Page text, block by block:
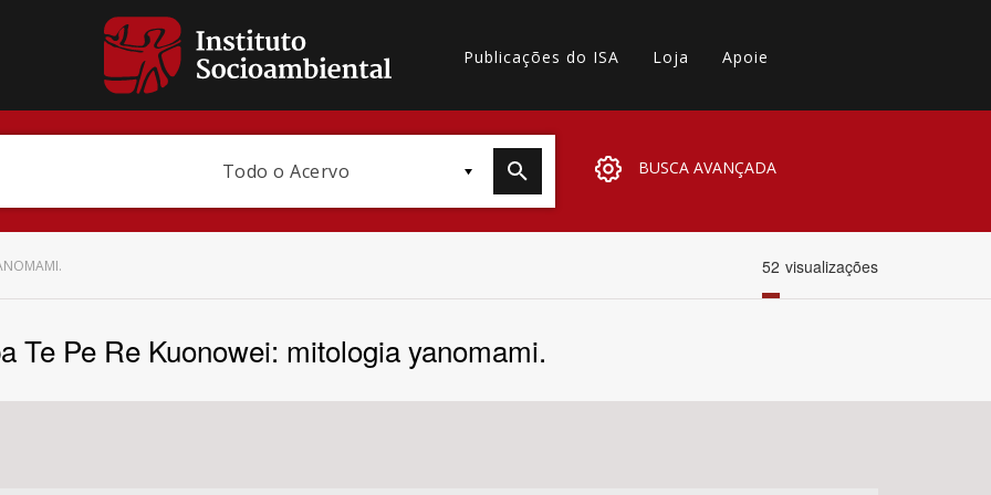
Publicações do ISA Loja Apoie
Todo o Acervo BUSCA AVANÇADA
52 visualizações
Te Pe Re Kuonowei: mitologia yanomami.